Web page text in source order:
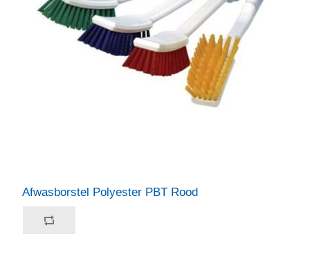
Afwasborstel Polyester PBT Rood